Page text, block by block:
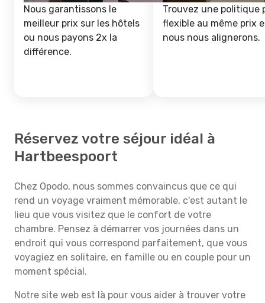
Nous garantissons le
meilleur prix sur les hôtels
ou nous payons 2x la
différence.
Trouvez une politique
flexible au même prix
nous nous alignerons.
Réservez votre séjour idéal à
Hartbeespoort
Chez Opodo, nous sommes convaincus que ce qui
rend un voyage vraiment mémorable, c'est autant le
lieu que vous visitez que le confort de votre
chambre. Pensez à démarrer vos journées dans un
endroit qui vous correspond parfaitement, que vous
voyagiez en solitaire, en famille ou en couple pour un
moment spécial.
Notre site web est là pour vous aider à trouver votre